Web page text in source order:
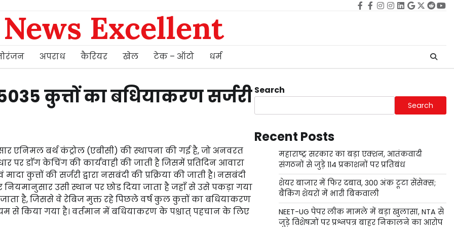
Facebook
facebook
Instagram
instagram
Linkedin
google
Twitter
reddit
News Excellent
अपराध कैरियर खेल टेक – ऑटो धर्म
कुत्तों का बधियाकरण सर्जरी
एनिमल बर्थ कंट्रोल (एबीसी) की स्थापना की गई है, जो अनवरत
पर डाॅग केचिंग की कार्यवाही की जाती है जिसमें प्रतिदिन आवारा
कुत्तों की सर्जरी द्वारा नसबंदी की प्रक्रिया की जाती है। नसबंदी
नियमानुसार उसी स्थान पर छोड दिया जाता है जहाँ से उसे पकड़ा गया
है, जिससे वे रेबिज मुक्त रहे पिछले वर्ष कुल कुत्तों का बधियाकरण
से किया गया है। वर्तमान में बधियाकरण के पश्चात् पहचान के लिए
Search
Search
Recent Posts
महाराष्ट्र सरकार का बड़ा एक्शन, आतंकवादी
संगठनों से जुड़े 114 प्रकाशनों पर प्रतिबंध
शेयर बाजार में फिर दबाव, 300 अंक टूटा सेंसेक्स;
बैंकिंग शेयरों में भारी बिकवाली
NEET-UG पेपर लीक मामले में बड़ा खुलासा, NTA से
जुड़े विशेषज्ञों पर प्रश्नपत्र बाहर निकालने का आरोप